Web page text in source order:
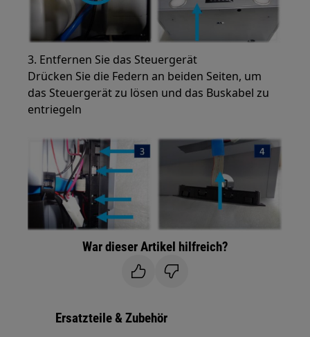
3. Entfernen Sie das Steuergerät
Drücken Sie die Federn an beiden Seiten, um
das Steuergerät zu lösen und das Buskabel zu
entriegeln
War dieser Artikel hilfreich?
Ersatzteile & Zubehör